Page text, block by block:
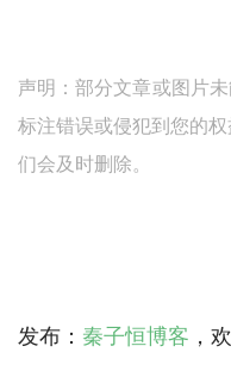
声明：部分文章或图片
标注错误或侵犯到您的
们会及时删除。
发布： 秦子恒博客 ，